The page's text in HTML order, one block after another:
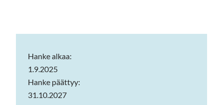
Hanke alkaa:
1.9.2025
Hanke päättyy:
31.10.2027